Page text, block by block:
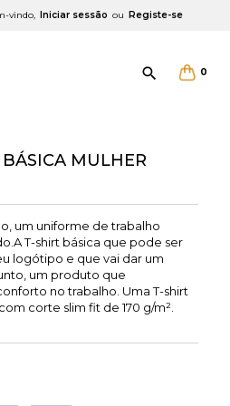
vindo, Iniciar sessão ou Registe-se
0

MULHER
um uniforme de trabalho
T-shirt básica que pode ser
logótipo e que vai dar um
um produto que
no trabalho. Uma T-shirt
corte slim fit de 170 g/m².